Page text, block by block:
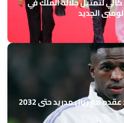
الجديد
مع ريال مدريد حتى 2032